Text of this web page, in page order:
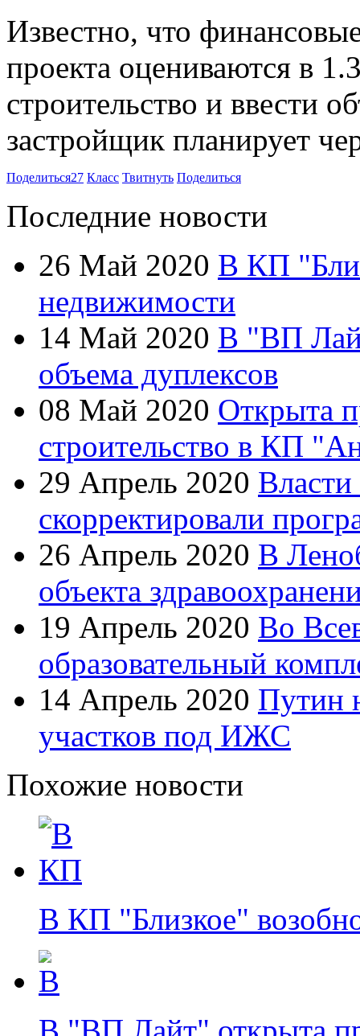
Известно, что
проекта оцениваются в
строительство и ввести
застройщик планирует
Поделиться27 Класс Твитнуть Поделиться
Последние новости
26 Май 2020 В КП
недвижимости
14 Май 2020 В "ВП
объема дуплексов
08 Май 2020 Открыта
строительство в КП
29 Апрель 2020
скорректировали
26 Апрель 2020 В
объекта
19 Апрель 2020 Во
образовательный
14 Апрель 2020 Путин
участков под ИЖС
Похожие новости
В КП "Близкое"